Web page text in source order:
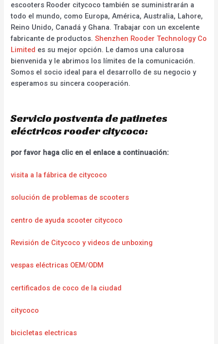
escooters Rooder citycoco también se suministrarán a
todo el mundo, como Europa, América, Australia, Lahore,
Reino Unido, Canadá y Ghana. Trabajar con un excelente
fabricante de productos.Shenzhen Rooder Technology Co
Limited es su mejor opción. Le damos una calurosa
bienvenida y le abrimos los límites de la comunicación.
Somos el socio ideal para el desarrollo de su negocio y
esperamos su sincera cooperación.
Servicio postventa de patinetes
eléctricos rooder citycoco:
por favor haga clic en el enlace a continuación:
visita a la fábrica de citycoco
solución de problemas de scooters
centro de ayuda scooter citycoco
Revisión de Citycoco y videos de unboxing
vespas eléctricas OEM/ODM
certificados de coco de la ciudad
citycoco
bicicletas electricas